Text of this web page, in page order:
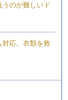
のが難しいド
対応。衣類を救